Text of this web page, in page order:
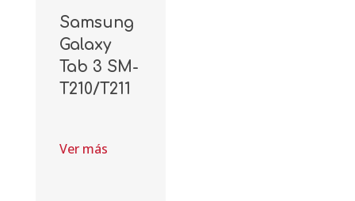
Samsung
Galaxy
Tab 3 SM-
T210/T211
Ver más